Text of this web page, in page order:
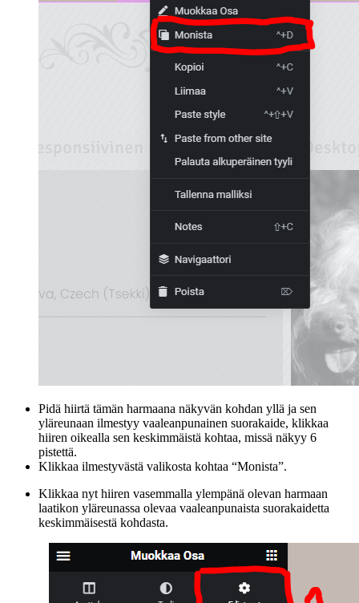
Pidä hiirtä tämän harmaana näkyvän kohdan yllä ja sen
yläreunaan ilmestyy vaaleanpunainen suorakaide, klikkaa
hiiren oikealla sen keskimmäistä kohtaa, missä näkyy 6
pistettä.
Klikkaa ilmestyvästä valikosta kohtaa “Monista”.
Klikkaa nyt hiiren vasemmalla ylempänä olevan harmaan
laatikon yläreunassa olevaa vaaleanpunaista suorakaidetta
keskimmäisestä kohdasta.